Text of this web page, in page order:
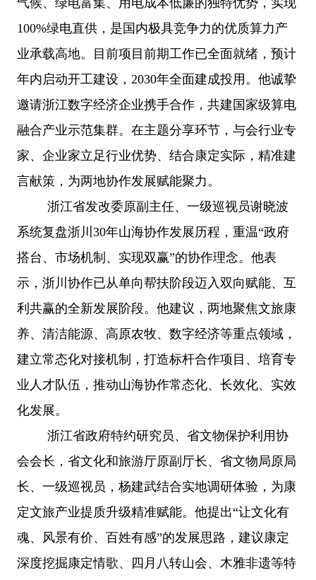
100%绿电直供，是国内极具竞争力的优质算力产
业承载高地。目前项目前期工作已全面就绪，预计
年内启动开工建设，2030年全面建成投用。他诚挚
邀请浙江数字经济企业携手合作，共建国家级算电
融合产业示范集群。在主题分享环节，与会行业专
家、企业家立足行业优势、结合康定实际，精准建
言献策，为两地协作发展赋能聚力。
浙江省发改委原副主任、一级巡视员谢晓波
系统复盘浙川 30年山海协作发展历程，重温“政府
搭台、市场机制、实现双赢”的协作理念。他表
示，浙川协作已从单向帮扶阶段迈入双向赋能、互
利共赢的全新发展阶段。他建议，两地聚焦文旅康
养、清洁能源、高原农牧、数字经济等重点领域，
建立常态化对接机制，打造标杆合作项目、培育专
业人才队伍，推动山海协作常态化、长效化、实效
化发展。
浙江省政府特约研究员、省文物保护利用协
会会长，省文化和旅游厅原副厅长、省文物局原局
长、一级巡视员，杨建武结合实地调研体验，为康
定文旅产业提质升级精准赋能。他提出“让文化有
魂、风景有价、百姓有感”的发展思路，建议康定
深度挖掘康定情歌、四月八转山会、木雅非遗等特